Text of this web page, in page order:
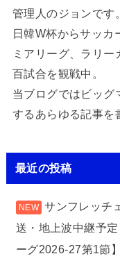
管理人のジョンです。
日韓W杯からサッカ
ミアリーグ、ラリ
百試合を観戦中。
当ブログではビッグ
するあらゆる記事を
最近の投稿
サンフレッチ
送・地上波中継予
ーグ2026-27第1節】